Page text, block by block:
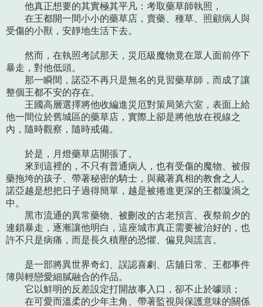
他真正想要的其實極其平凡：考取藥草師執照，
在王都開一間小小的藥草店，賣藥、種草、照顧病人與
受傷的小獸，安靜地生活下去。
然而，在執照考試那天，災厄級魔物竟在眾人面前停下
暴走，對他低頭。
那一瞬間，諾亞不再只是無名的見習藥草師，而成了讓
整個王都不安的存在。
王國高層選擇將他收編進災厄對策局第六室，表面上給
他一間位於舊城區的藥草店，實際上卻是將他放在視線之
內，隨時觀察，隨時戒備。
於是，月燈藥草店開張了。
來到這裡的，不只有普通病人，也有受傷的魔物、被假
藥拖垮的孩子、帶著秘密的騎士，與藏著真相的教會之人。
諾亞越是想把日子過得簡單，越是被捲進更深的王都漩渦之
中。
黑市流通的異常藥物、被刪改的古老預言、夜祭前夕的
連鎖暴走，逐漸讓他明白，這座城市真正需要被治好的，也
許不只是病痛，而是長久積壓的恐懼、偏見與謊言。
是一部將異世界奇幻、誤認喜劇、店舖日常、王都事件
簿與輕戀愛細膩融合的作品。
它以鮮明的反差設定打開故事入口，卻不止於噱頭；
在可愛而溫柔的少年主角、帶著監視與保護意味的關係